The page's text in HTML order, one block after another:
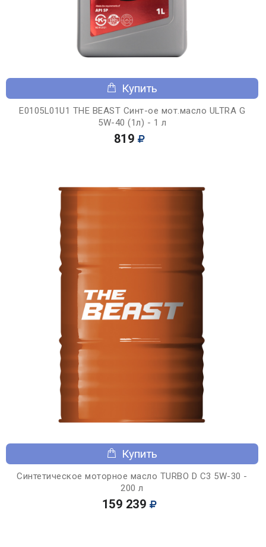
Купить
E0105L01U1 THE BEAST Синт-ое мот.масло ULTRA G
5W-40 (1л) - 1 л
819
Купить
Синтетическое моторное масло TURBO D C3 5W-30 -
200 л
159 239